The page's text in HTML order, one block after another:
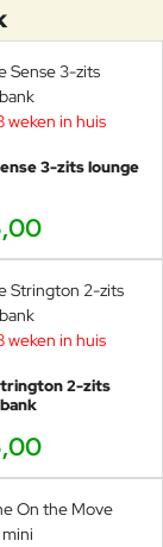
weken in huis
3-zits lounge
weken in huis
2-zits